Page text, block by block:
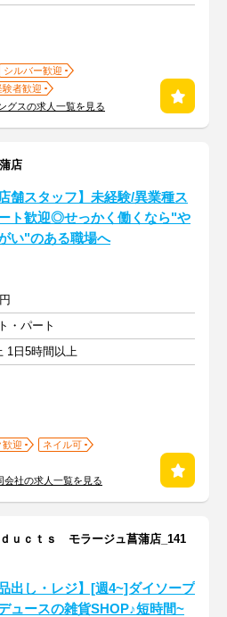
シルバー歓迎
験者歓迎
グスの求人一覧を見る
店
店舗スタッフ】未経験/異業種ス
ト歓迎◎せっかく働くなら"や
い"のある職場へ
・パート
1日5時間以上
歓迎
ネイル可
会社の求人一覧を見る
ｕｃｔｓ モラージュ菖蒲店_141
品出し・レジ】[週4~]ダイソープ
ュースの雑貨SHOP♪短時間~